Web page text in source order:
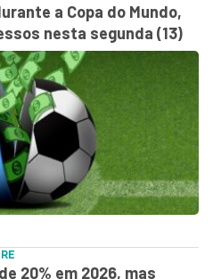
a Copa do Mundo,
nesta segunda (13)
20% em 2026, mas